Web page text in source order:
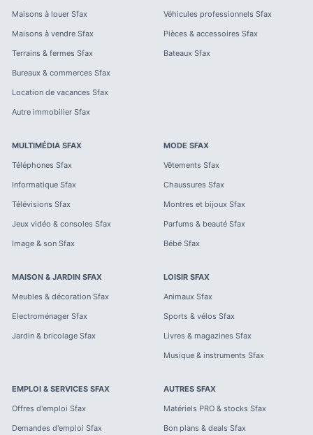
Maisons à louer Sfax
Maisons à vendre Sfax
Terrains & fermes Sfax
Bureaux & commerces Sfax
Location de vacances Sfax
Autre immobilier Sfax
Véhicules professionnels Sfax
Pièces & accessoires Sfax
Bateaux Sfax
MULTIMÉDIA SFAX
Téléphones Sfax
Informatique Sfax
Télévisions Sfax
Jeux vidéo & consoles Sfax
Image & son Sfax
MODE SFAX
Vêtements Sfax
Chaussures Sfax
Montres et bijoux Sfax
Parfums & beauté Sfax
Bébé Sfax
MAISON & JARDIN SFAX
Meubles & décoration Sfax
Electroménager Sfax
Jardin & bricolage Sfax
LOISIR SFAX
Animaux Sfax
Sports & vélos Sfax
Livres & magazines Sfax
Musique & instruments Sfax
EMPLOI & SERVICES SFAX
Offres d'emploi Sfax
Demandes d'emploi Sfax
AUTRES SFAX
Matériels PRO & stocks Sfax
Bon plans & deals Sfax